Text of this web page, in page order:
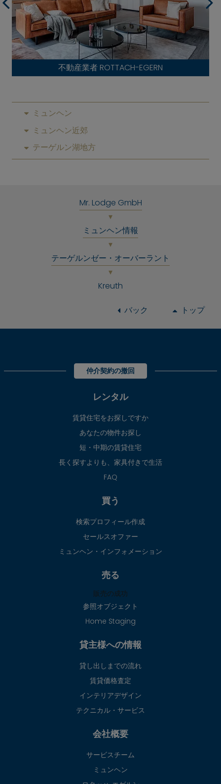
不動産業者 ROTTACH-EGERN
ミュンヘン
ミュンヘン近郊
テーゲルン湖地方
Mr. Lodge GmbH
ミュンヘン情報
テーゲルンゼー・オーバーラント
Kreuth
バック トップ
仲介契約の撤回
レンタル
賃貸住宅をお探しですか
あなたの物件お探し
短・中期の賃貸住宅
長く探すよりも、家具付きで生活
FAQ
買う
検索プロフィール作成
セールスオファー
ミュンヘン・インフォメーション
売る
販売の成功
参照オブジェクト
Home Staging
貸主様への情報
貸し出しまでの流れ
賃貸価格査定
インテリアデザイン
テクニカル・サービス
会社概要
サービスチーム
ミュンヘン